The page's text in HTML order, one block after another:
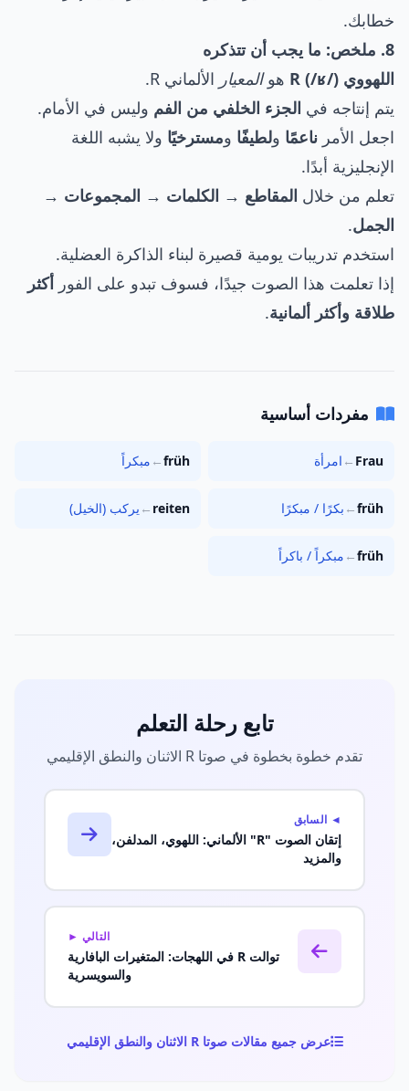
خطابك.
8. ملخص: ما يجب أن تتذكره
اللهووي R (/ʁ/)
هوالمعيار الألماني R.
يتم إنتاجه في الجزء الخلفي من الفم وليس في الأمام.
اجعل الأمر ناعمًا ولطيفًا ومسترخيًا ولا يشبه اللغة
الإنجليزية أبدًا.
تعلم من خلال المقاطع → الكلمات → المجموعات →
الجمل.
استخدم تدريبات يومية قصيرة لبناء الذاكرة العضلية.
إذا تعلمت هذا الصوت جيدًا، فسوف تبدو على الفور أكثر
طلاقة وأكثر ألمانية.
مفردات أساسية
Frau
← امرأة früh
← مبكراً
früh
← بكرًا / مبكرًا reiten
← يركب (الخيل)
früh
← مبكراً / باكراً
تابع رحلة التعلم
تقدم خطوة بخطوة في صوتا R الاثنان والنطق الإقليمي
◄ السابق
إتقان الصوت "R" الألماني: اللهوي، المدلفن،
والمزيد
التالي ►
توالت R في اللهجات: المتغيرات البافارية
والسويسرية
عرض جميع مقالات صوتا R الاثنان والنطق الإقليمي